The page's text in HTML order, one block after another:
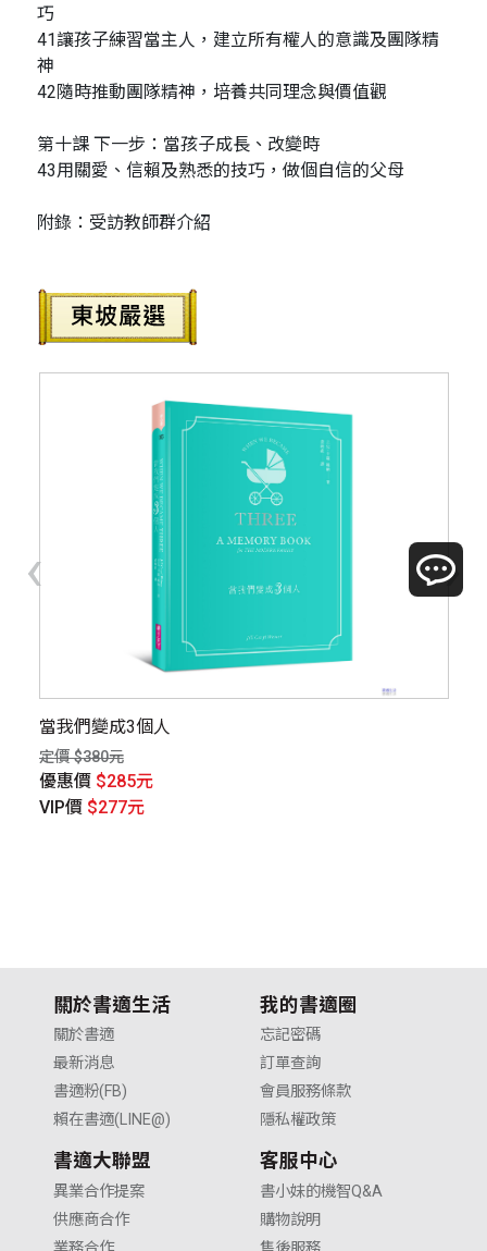
巧
41讓孩子練習當主人，建立所有權人的意識及團隊精
神
42隨時推動團隊精神，培養共同理念與價值觀
第十課 下一步：當孩子成長、改變時
43用關愛、信賴及熟悉的技巧，做個自信的父母
附錄：受訪教師群介紹
當我們變成3個人
定價 $380元
優惠價 $285元
VIP價 $277元
‹ ›
關於書適生活
關於書適
最新消息
書適粉(FB)
賴在書適(LINE@)
我的書適圈
忘記密碼
訂單查詢
會員服務條款
隱私權政策
書適大聯盟
異業合作提案
供應商合作
客服中心
書小妹的機智Q&A
購物說明